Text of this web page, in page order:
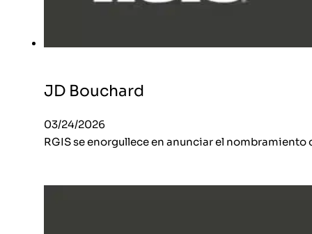
JD Bouchard
03/24/2026
RGIS se enorgullece en anunciar el